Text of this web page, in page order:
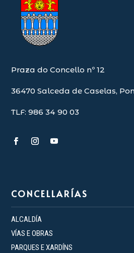
Praza do Concello nº 12
36470 Salceda de Caselas,
TLF: 986 34 90 03
CONCELLARÍAS
ALCALDÍA
VÍAS E OBRAS
PARQUES E XARDÍNS